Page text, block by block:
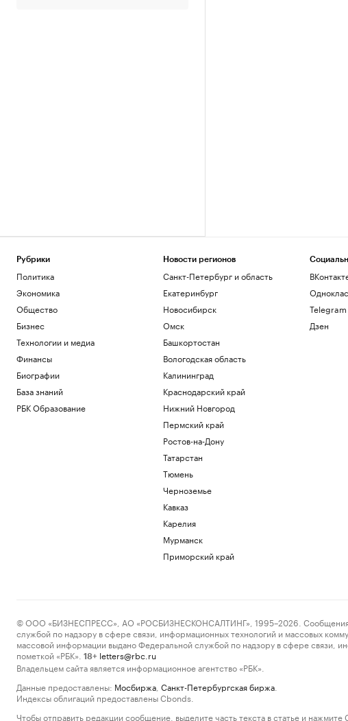
Рубрики
Политика
Экономика
Общество
Бизнес
Технологии и медиа
Финансы
Биографии
База знаний
РБК Образование
Новости регионов
Санкт-Петербург и область
Екатеринбург
Новосибирск
Омск
Башкортостан
Вологодская область
Калининград
Краснодарский край
Нижний Новгород
Пермский край
Ростов-на-Дону
Татарстан
Тюмень
Черноземье
Кавказ
Карелия
Мурманск
Приморский край
Telegram
Дзен
© ООО «БИЗНЕСПРЕСС», АО «РОСБИЗНЕСКОНСАЛТИНГ», 1995–2026. Сообщения и
службой по надзору в сфере связи, информационных технологий и массовых
массовой информации выдано Федеральной службой по надзору в сфере связи,
пометкой «РБК».
18+ letters@rbc.ru
Владельцем сайта является информационное агентство «РБК».
Данные предоставлены: Мосбиржа Санкт-Петербургская биржа
Индексы облигаций предоставлены Cbonds.
Чтобы отправить редакции сообщение, выделите часть текста в статье и нажмите